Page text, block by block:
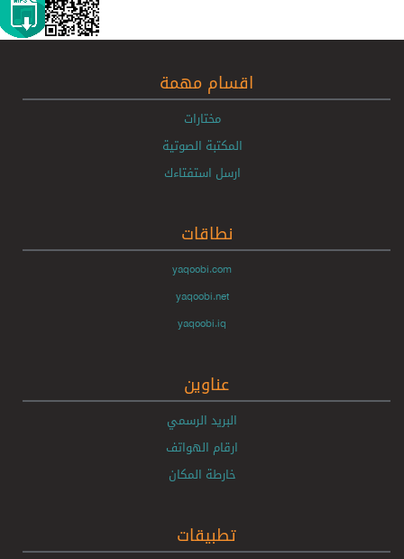
اقسام مهمة
مختارات
المكتبة الصوتية
ارسل استفتاءك
نطاقات
yaqoobi.com
yaqoobi.net
yaqoobi.iq
عناوين
البريد الرسمي
ارقام الهواتف
خارطة المكان
تطبيقات